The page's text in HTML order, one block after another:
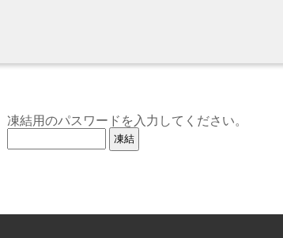
凍結用のパスワードを入力してください。